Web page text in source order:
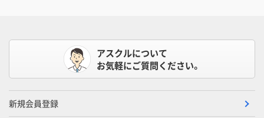
アスクルについて
お気軽にご質問ください。
新規会員登録